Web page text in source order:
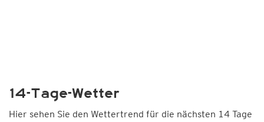
14-Tage-Wetter
Hier sehen Sie den Wettertrend für die nächsten 14 Tage